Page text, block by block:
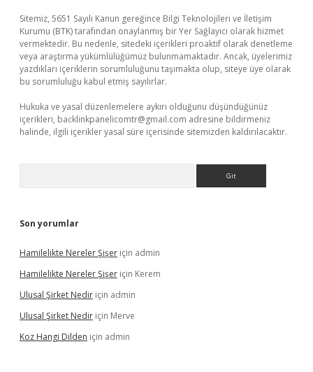
Sitemiz, 5651 Sayılı Kanun gereğince Bilgi Teknolojileri ve İletişim
Kurumu (BTK) tarafından onaylanmış bir Yer Sağlayıcı olarak hizmet
vermektedir. Bu nedenle, sitedeki içerikleri proaktif olarak denetleme
veya araştırma yükümlülüğümüz bulunmamaktadır. Ancak, üyelerimiz
yazdıkları içeriklerin sorumluluğunu taşımakta olup, siteye üye olarak
bu sorumluluğu kabul etmiş sayılırlar.
Hukuka ve yasal düzenlemelere aykırı olduğunu düşündüğünüz
içerikleri, backlinkpanelicomtr@gmail.com adresine bildirmeniz
halinde, ilgili içerikler yasal süre içerisinde sitemizden kaldırılacaktır.
Son yorumlar
Hamilelikte Nereler Şişer için admin
Hamilelikte Nereler Şişer için Kerem
Ulusal Şirket Nedir için admin
Ulusal Şirket Nedir için Merve
Koz Hangi Dilden için admin